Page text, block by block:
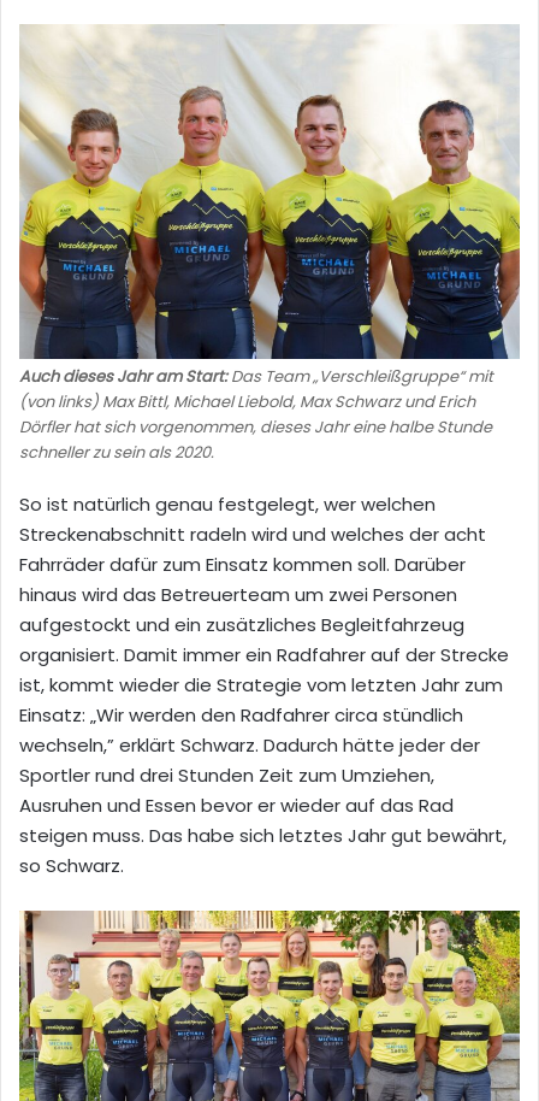
Auch dieses Jahr am Start:Das Team „Verschleißgruppe“ mit
(von links) Max Bittl, Michael Liebold, Max Schwarz und Erich
Dörfler hat sich vorgenommen, dieses Jahr eine halbe Stunde
schneller zu sein als 2020.
So ist natürlich genau festgelegt, wer welchen
Streckenabschnitt radeln wird und welches der acht
Fahrräder dafür zum Einsatz kommen soll. Darüber
hinaus wird das Betreuerteam um zwei Personen
aufgestockt und ein zusätzliches Begleitfahrzeug
organisiert. Damit immer ein Radfahrer auf der Strecke
ist, kommt wieder die Strategie vom letzten Jahr zum
Einsatz: „Wir werden den Radfahrer circa stündlich
wechseln,” erklärt Schwarz. Dadurch hätte jeder der
Sportler rund drei Stunden Zeit zum Umziehen,
Ausruhen und Essen bevor er wieder auf das Rad
steigen muss. Das habe sich letztes Jahr gut bewährt,
so Schwarz.